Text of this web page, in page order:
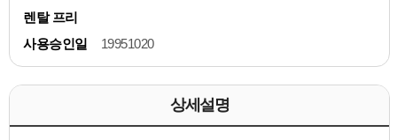
렌탈 프리
사용승인일
19951020
상세설명